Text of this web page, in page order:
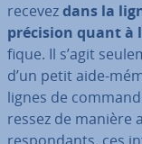
recevezdans la
précision quant à
fique. Il s’agit
d’un petit aide-
lignes de
res­sez de